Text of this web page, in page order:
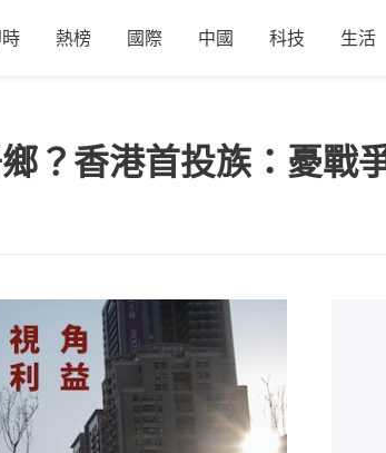
熱榜 國際 中國 科技 生活
？香港首投族：憂戰